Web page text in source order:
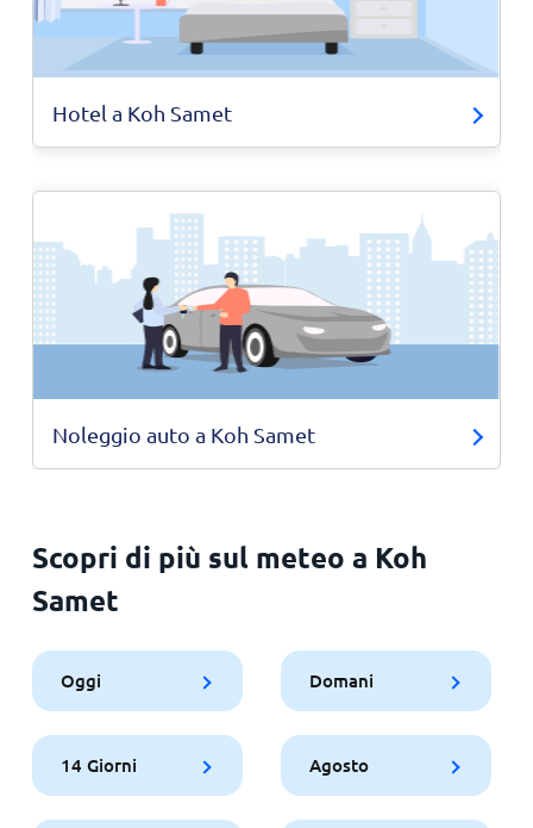
Hotel a Koh Samet
Noleggio auto a Koh Samet
Scopri di più sul meteo a Koh
Samet
Oggi Domani
14 Giorni Agosto